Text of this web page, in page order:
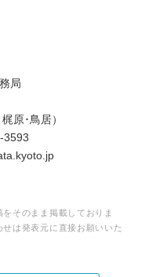
局
原･鳥居）
3593
そのまま掲載しておりま
は発表元に直接お願いいた